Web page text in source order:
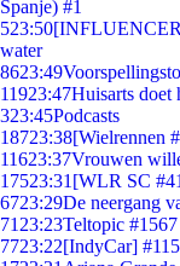
Spanje) #1
523:50
water
8623:49
11923:47Huisarts doet
323:45Podcasts
18723:38[Wielrennen
11623:37Vrouwen
17523:31 [WLR SC
6723:29De neergang
71 23:23Teltopic
7723:22[IndyCar]